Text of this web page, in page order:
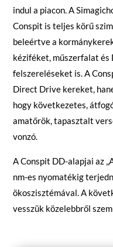
indul a piacon. A
Conspit is teljes körű
beleértve a
kéziféket, műszerfalat
felszereléseket is. A
Direct Drive kereket,
hogy következetes,
amatőrök, tapasztalt
vonzó.
A Conspit DD-alapjai az
nm-es nyomatékig
ökoszisztémával. A
vesszük közelebbről